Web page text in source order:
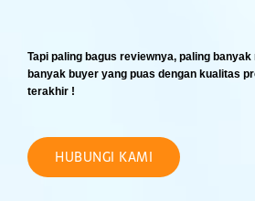
Tapi paling bagus reviewnya, paling
banyak buyer yang puas dengan kualitas
terakhir !
HUBUNGI KAMI